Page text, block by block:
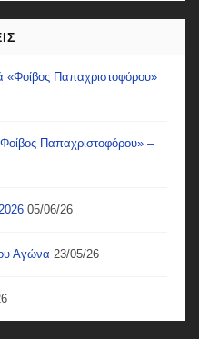
«Φοίβος Παπαχριστοφόρου»
Παπαχριστοφόρου» –
05/06/26
Αγώνα 23/05/26